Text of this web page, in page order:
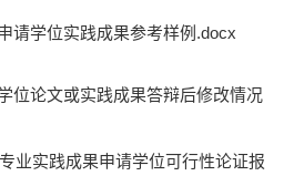
请学位实践成果参考样例.docx
位论文或实践成果答辩后修改情况
业实践成果申请学位可行性论证报